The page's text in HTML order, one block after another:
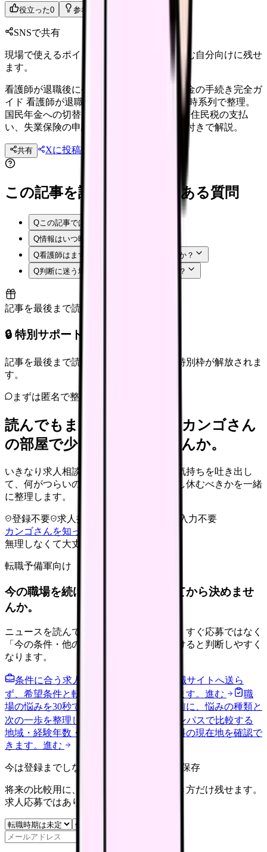
役立った0 参考になった
SNSで共有
現場で使えるポイントを、同僚やあとで読む自分向けに残せ
ます。
看護師が退職後にやるべき年金・保険・税金の手続き完全ガ
イド 看護師が退職した後に必要な手続きを時系列で整理。
国民年金への切替、健康保険の選択肢3つ、住民税の支払
い、失業保険の申請方法をチェックリスト付きで解説。
共有 Xに投稿
この記事を読む前後によくある質問
Q この記事では何を確認できますか？
Q情報はいつ時点のものですか？
Q看護師はまず何から確認すればよいですか？
Q判断に迷う場合はどうすればよいですか？
記事を最後まで読むと解放
🔒 特別サポート枠（未開放）
記事を最後まで読むと、転職サポートの特別枠が解放されま
す。
まずは匿名で整理
読んでもまだ苦しいなら、カンゴさん
の部屋で少し話してみませんか。
いきなり求人相談には進みません。今の気持ちを吐き出し
て、何がつらいのか、辞めるべきか、少し休むべきかを一緒
に整理します。
登録不要 求人押し売りなし
病院名は入力不要
カンゴさんを知ってから相談する
無理しなくて大丈夫
転職予備軍向け
今の職場を続けるか、条件を比べてから決めませ
んか。
ニュースを読んで不安が強くなった時は、すぐ応募ではなく
「今の条件・他の選択肢・相談先」を分けると判断しやすく
なります。
条件に合う求人通知を受け取る
外部転職サイトへ送ら
ず、希望条件と転職時期を自社で預かります。 進む
職
場の悩みを30秒で診断
辞めるべきか迷う前に、悩みの種類と
次の一歩を整理します。
給料コンパスで比較する
地域・経験年数・施設形態から、今の給料の現在地を確認で
きます。 進む
今は登録までしない人向け: 希望条件だけ保存
将来の比較用に、転職時期と気になる働き方だけ残せます。
求人応募ではありません。